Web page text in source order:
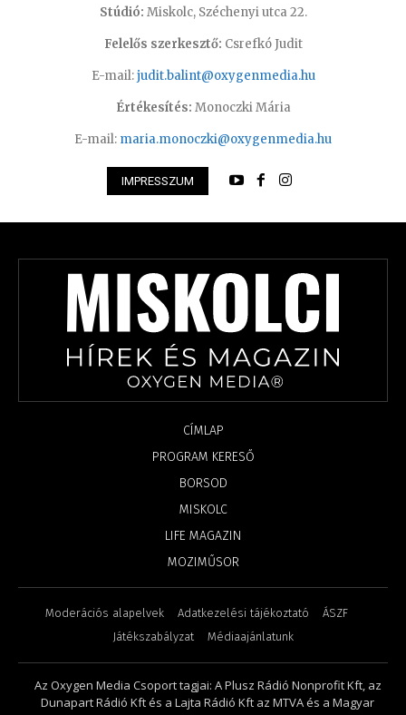
Stúdió: Miskolc, Széchenyi utca 22.
Felelős szerkesztő: Csrefkó Judit
E-mail:judit.balint@oxygenmedia.hu
Értékesítés: Monoczki Mária
E-mail: maria.monoczki@oxygenmedia.hu
IMPRESSZUM
CÍMLAP
PROGRAM KERESŐ
BORSOD
MISKOLC
LIFE MAGAZIN
MOZIMŰSOR
Moderációs alapelvek Adatkezelési tájékoztató
ÁSZF
Játékszabályzat
Médiaajánlatunk
Az Oxygen Media Csoport tagjai: A Plusz Rádió Nonprofit Kft, az
Dunapart Rádió Kft és a Lajta Rádió Kft az MTVA és a Magyar